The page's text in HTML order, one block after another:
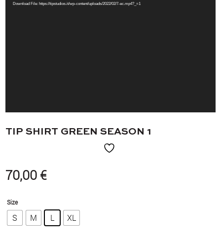
Player
Download File: https://tipstudios.it/wp-content/uploads/2022/02/7-ec.mp4?_=1
TIP SHIRT GREEN SEASON 1
70,00 €
Size
S M L XL